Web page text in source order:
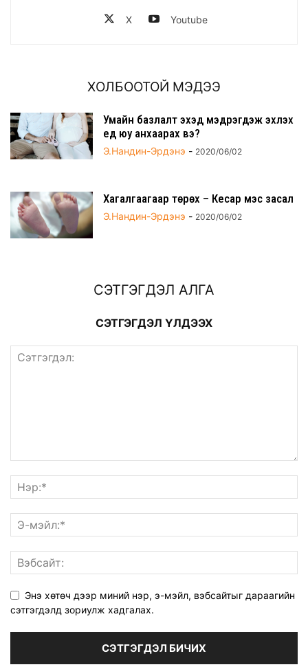
X Youtube
ХОЛБООТОЙ МЭДЭЭ
Умайн базлалт эхэд мэдрэгдэж эхлэх
үед юу анхаарах вэ?
Э.Нандин-Эрдэнэ - 2020/06/02
Хагалгаагаар төрөх – Кесар мэс засал
Э.Нандин-Эрдэнэ - 2020/06/02
СЭТГЭГДЭЛ АЛГА
СЭТГЭГДЭЛ ҮЛДЭЭХ
Энэ хөтөч дээр миний нэр, э-мэйл, вэбсайтыг дараагийн
сэтгэгдэлд зориулж хадгалах.